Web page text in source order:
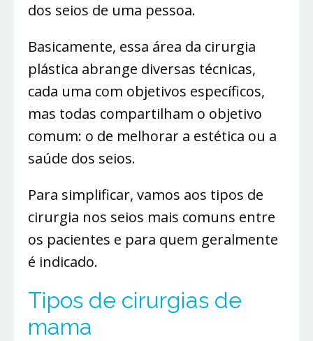
dos seios de uma pessoa.
Basicamente, essa área da cirurgia
plástica abrange diversas técnicas,
cada uma com objetivos específicos,
mas todas compartilham o objetivo
comum: o de melhorar a estética ou a
saúde dos seios.
Para simplificar, vamos aos tipos de
cirurgia nos seios mais comuns entre
os pacientes e para quem geralmente
é indicado.
Tipos de cirurgias de
mama